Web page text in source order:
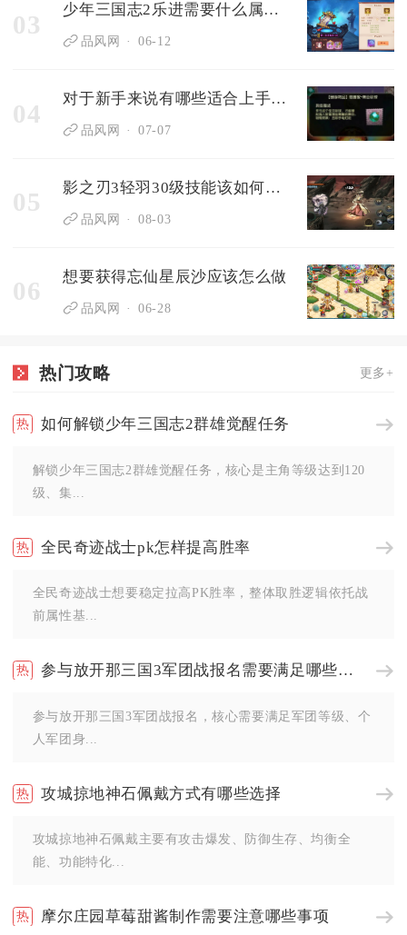
03 少年三国志2乐进需要什么属性搭配
品风网 06-12
04 对于新手来说有哪些适合上手的第五人格监管者
品风网 07-07
05 影之刃3轻羽30级技能该如何搭配
品风网 08-03
06 想要获得忘仙星辰沙应该怎么做
品风网 06-28
热门攻略 更多+
如何解锁少年三国志2群雄觉醒任务
解锁少年三国志2群雄觉醒任务，核心是主角等级达到120
级、集...
全民奇迹战士pk怎样提高胜率
全民奇迹战士想要稳定拉高PK胜率，整体取胜逻辑依托战
前属性基...
参与放开那三国3军团战报名需要满足哪些条件
参与放开那三国3军团战报名，核心需要满足军团等级、个
人军团身...
攻城掠地神石佩戴方式有哪些选择
攻城掠地神石佩戴主要有攻击爆发、防御生存、均衡全
能、功能特化...
摩尔庄园草莓甜酱制作需要注意哪些事项